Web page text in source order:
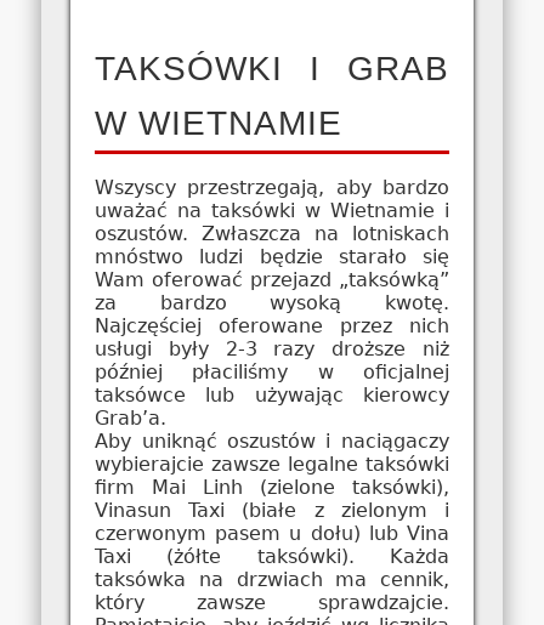
TAKSÓWKI I GRAB
W WIETNAMIE
Wszyscy przestrzegają, aby bardzo
uważać na taksówki w Wietnamie i
oszustów. Zwłaszcza na lotniskach
mnóstwo ludzi będzie starało się
Wam oferować przejazd „taksówką”
za bardzo wysoką kwotę.
Najczęściej oferowane przez nich
usługi były 2-3 razy droższe niż
później płaciliśmy w oficjalnej
taksówce lub używając kierowcy
Grab’a.
Aby uniknąć oszustów i naciągaczy
wybierajcie zawsze legalne taksówki
firm Mai Linh (zielone taksówki),
Vinasun Taxi (białe z zielonym i
czerwonym pasem u dołu) lub Vina
Taxi (żółte taksówki). Każda
taksówka na drzwiach ma cennik,
który zawsze sprawdzajcie.